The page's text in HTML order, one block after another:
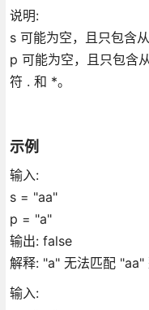
说明:
s 可能为空，且只包含
p 可能为空，且只包含
符 . 和 *。
示例
输入:
s = "aa"
p = "a"
输出: false
解释: "a" 无法匹配 "aa"
输入: